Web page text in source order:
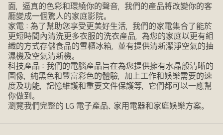
面，逼真的色彩和環繞你的聲音，我們的產品將改變你的客
廳變成一個驚人的家庭影院。
家電：為了幫助您享受更美好生活，我們的家電集合了能於
更短時間內清洗更多衣服的洗衣產品，為您的家庭以更有組
織的方式存儲食品的雪櫃冰箱，並有提供清新潔淨空氣的抽
濕機及空氣清新機。
科技產品：我們的電腦產品旨在為您提供擁有水晶般清晰的
圖像，純黑色和豐富彩色的體驗，加上工作和娛樂需要的速
度及功能，記憶維護和重要文件保護等，它們都可以一應幫
你做到。
瀏覽我們完整的 LG 電子產品、家用電器和家庭娛樂方案。